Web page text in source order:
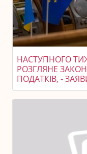
НАСТУПНОГО
РОЗГЛЯНЕ
ПОДАТКІВ, -